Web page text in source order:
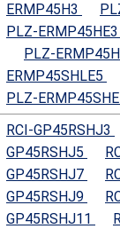
ERMP45H3
PLZ-ERMP45HE3
PLZ-
ERMP45SHLE5
PLZ-
RCI-GP45RSHJ3
GP45RSHJ5
GP45RSHJ7
GP45RSHJ9
GP45RSHJ11